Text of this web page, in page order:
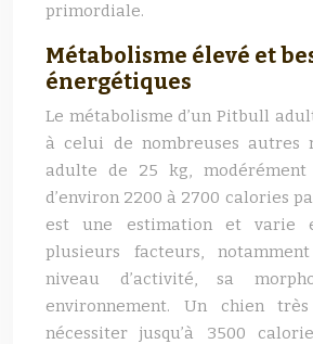
primordiale.
Métabolisme élevé et
énergétiques
Le métabolisme d’un Pitbull
à celui de nombreuses autres
adulte de 25 kg,
d’environ 2200 à 2700 calories
est une estimation et varie
plusieurs facteurs,
niveau d’activité, sa
environnement. Un chien
nécessiter jusqu’à 3500